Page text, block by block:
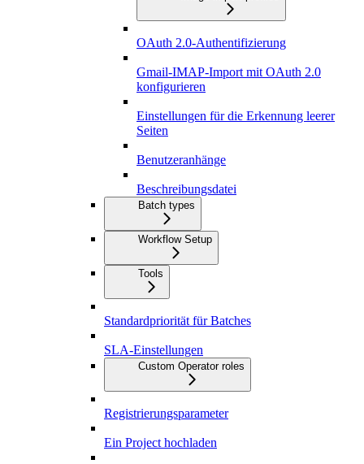
OAuth 2.0-Authentifizierung
Gmail-IMAP-Import mit OAuth 2.0
konfigurieren
Einstellungen für die Erkennung leerer
Seiten
Benutzeranhänge
Beschreibungsdatei
Batch types
Workflow Setup
Tools
Standardpriorität für Batches
SLA-Einstellungen
Custom Operator roles
Registrierungsparameter
Ein Project hochladen